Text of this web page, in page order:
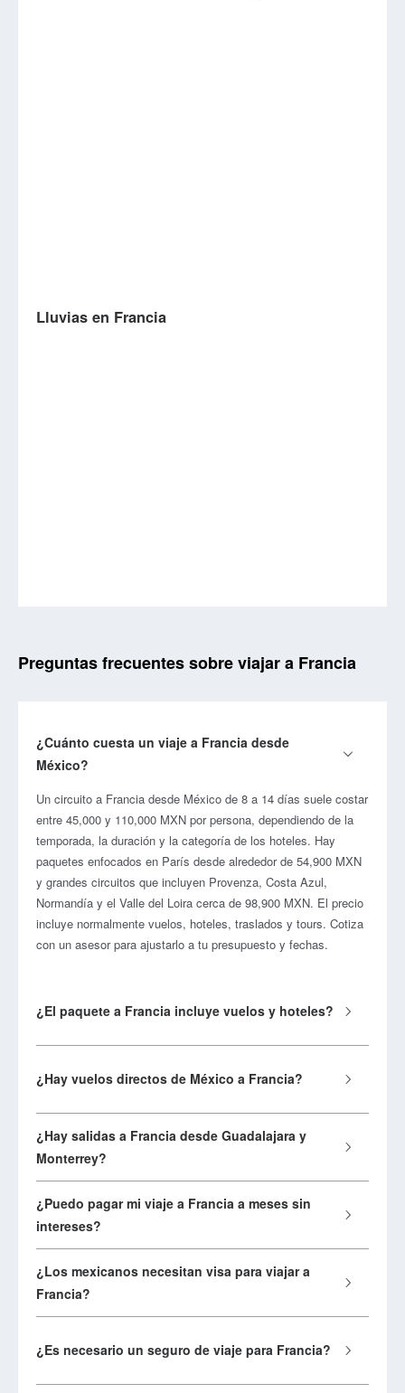
Lluvias en Francia
Preguntas frecuentes sobre viajar a Francia
¿Cuánto cuesta un viaje a Francia desde
México?
Un circuito a Francia desde México de 8 a 14 días suele costar
entre 45,000 y 110,000 MXN por persona, dependiendo de la
temporada, la duración y la categoría de los hoteles. Hay
paquetes enfocados en París desde alrededor de 54,900 MXN
y grandes circuitos que incluyen Provenza, Costa Azul,
Normandía y el Valle del Loira cerca de 98,900 MXN. El precio
incluye normalmente vuelos, hoteles, traslados y tours. Cotiza
con un asesor para ajustarlo a tu presupuesto y fechas.
¿El paquete a Francia incluye vuelos y hoteles?
¿Hay vuelos directos de México a Francia?
¿Hay salidas a Francia desde Guadalajara y
Monterrey?
¿Puedo pagar mi viaje a Francia a meses sin
intereses?
¿Los mexicanos necesitan visa para viajar a
Francia?
¿Es necesario un seguro de viaje para Francia?